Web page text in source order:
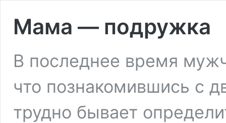
Мама — подружка
В последнее время
что познакомившись с
трудно бывает